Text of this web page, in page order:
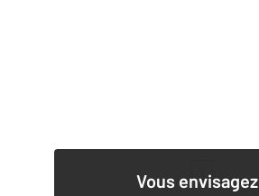
Vous envisagez
1